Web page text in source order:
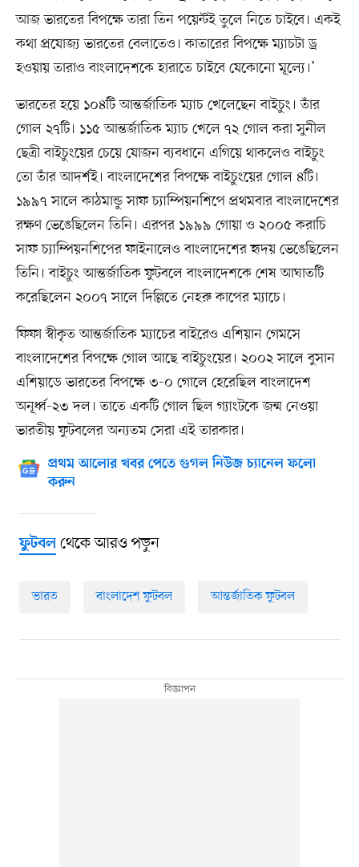
আজ ভারতের বিপক্ষে তারা তিন পয়েন্টই তুলে নিতে চাইবে। একই
কথা প্রযোজ্য ভারতের বেলাতেও। কাতারের বিপক্ষে ম্যাচটা ড্র
হওয়ায় তারাও বাংলাদেশকে হারাতে চাইবে যেকোনো মূল্যে।’
ভারতের হয়ে ১০৪টি আন্তর্জাতিক ম্যাচ খেলেছেন বাইচুং। তাঁর
গোল ২৭টি। ১১৫ আন্তর্জাতিক ম্যাচ খেলে ৭২ গোল করা সুনীল
ছেত্রী বাইচুংয়ের চেয়ে যোজন ব্যবধানে এগিয়ে থাকলেও বাইচুং
তো তাঁর আদর্শই। বাংলাদেশের বিপক্ষে বাইচুংয়ের গোল ৪টি।
১৯৯৭ সালে কাঠমান্ডু সাফ চ্যাম্পিয়নশিপে প্রথমবার বাংলাদেশের
রক্ষণ ভেঙেছিলেন তিনি। এরপর ১৯৯৯ গোয়া ও ২০০৫ করাচি
সাফ চ্যাম্পিয়নশিপের ফাইনালেও বাংলাদেশের হৃদয় ভেঙেছিলেন
তিনি। বাইচুং আন্তর্জাতিক ফুটবলে বাংলাদেশকে শেষ আঘাতটি
করেছিলেন ২০০৭ সালে দিল্লিতে নেহরু কাপের ম্যাচে।
ফিফা স্বীকৃত আন্তর্জাতিক ম্যাচের বাইরেও এশিয়ান গেমসে
বাংলাদেশের বিপক্ষে গোল আছে বাইচুংয়ের। ২০০২ সালে বুসান
এশিয়াডে ভারতের বিপক্ষে ৩-০ গোলে হেরেছিল বাংলাদেশ
অনূর্ধ্ব-২৩ দল। তাতে একটি গোল ছিল গ্যাংটকে জন্ম নেওয়া
ভারতীয় ফুটবলের অন্যতম সেরা এই তারকার।
প্রথম আলোর খবর পেতে গুগল নিউজ চ্যানেল ফলো
করুন
ফুটবলথেকে আরও পড়ুন
ভারত বাংলাদেশ ফুটবল আন্তর্জাতিক ফুটবল